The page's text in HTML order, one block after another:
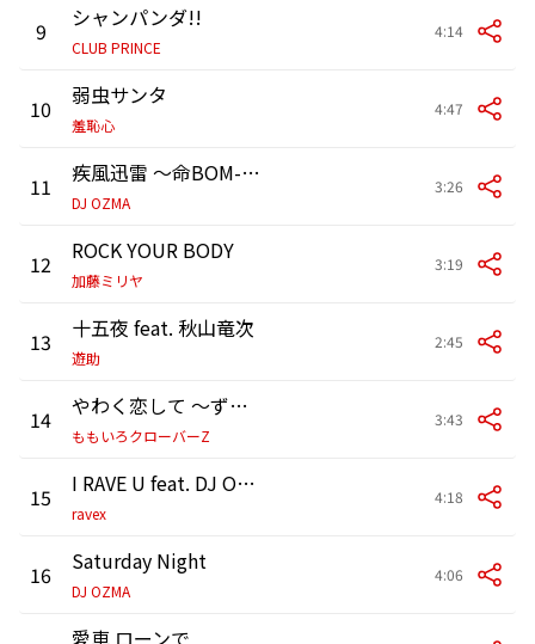
9 シャンパンダ!!
CLUB PRINCE
4:14
10 弱虫サンタ
羞恥心
4:47
11 疾風迅雷 ～命BOM-BA-YE～
DJ OZMA
3:26
12 ROCK YOUR BODY
加藤ミリヤ
3:19
13 十五夜 feat. 秋山竜次
遊助
2:45
14 やわく恋して ～ずっと僕らでいられますように～
ももいろクローバーZ
3:43
15 I RAVE U feat. DJ OZMA
ravex
4:18
16 Saturday Night
DJ OZMA
4:06
愛車 ローンで